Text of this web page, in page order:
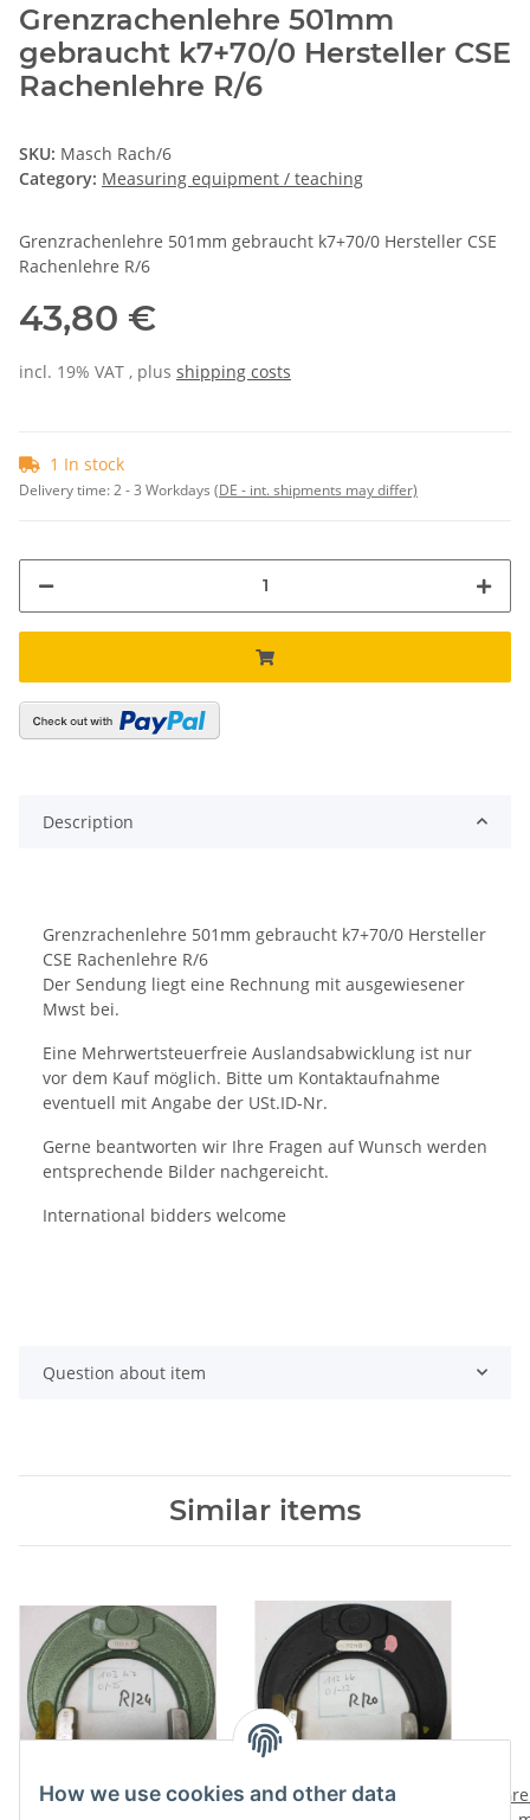
Grenzrachenlehre 501mm
gebraucht k7+70/0 Hersteller CSE
Rachenlehre R/6
SKU: Masch Rach/6
Category: Measuring equipment / teaching
Grenzrachenlehre 501mm gebraucht k7+70/0 Hersteller CSE
Rachenlehre R/6
43,80 €
incl. 19% VAT , plus shipping costs
1 In stock
Delivery time:2 - 3 Workdays (DE - int. shipments may differ)
Description
Grenzrachenlehre 501mm gebraucht k7+70/0 Hersteller
CSE Rachenlehre R/6
Der Sendung liegt eine Rechnung mit ausgewiesener
Mwst bei.
Eine Mehrwertsteuerfreie Auslandsabwicklung ist nur
vor dem Kauf möglich. Bitte um Kontaktaufnahme
eventuell mit Angabe der USt.ID-Nr.
Gerne beantworten wir Ihre Fragen auf Wunsch werden
entsprechende Bilder nachgereicht.
International bidders welcome
Question about item
Similar items
Grenzrachenlehre 103
Grenzrachenlehre 112
How we use cookies and other data